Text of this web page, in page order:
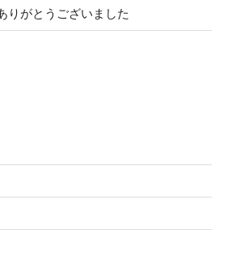
りがとうございました